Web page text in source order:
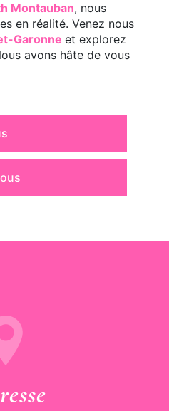
Montauban, nous
en réalité. Venez nous
Garonne et explorez
avons hâte de vous